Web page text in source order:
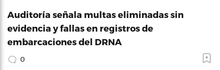
Auditoría señala multas eliminadas sin
evidencia y fallas en registros de
embarcaciones del DRNA
0